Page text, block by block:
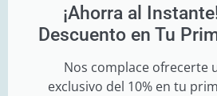
¡Ahorra al
Descuento en Tu
Nos complace ofrecerte
exclusivo del 10% en tu